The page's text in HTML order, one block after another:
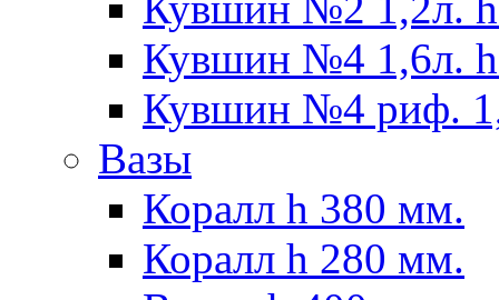
Кувшин №4 1,6л.
Кувшин №4 риф.
Вазы
Коралл h 380 мм.
Коралл h 280 мм.